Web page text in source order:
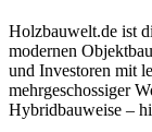
Holzbauwelt.de ist
modernen
und Investoren mit
mehrgeschossiger
Hybridbauweise –